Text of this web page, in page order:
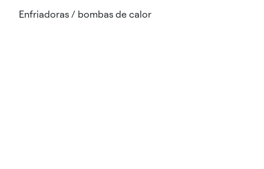
Enfriadoras / bombas de calor